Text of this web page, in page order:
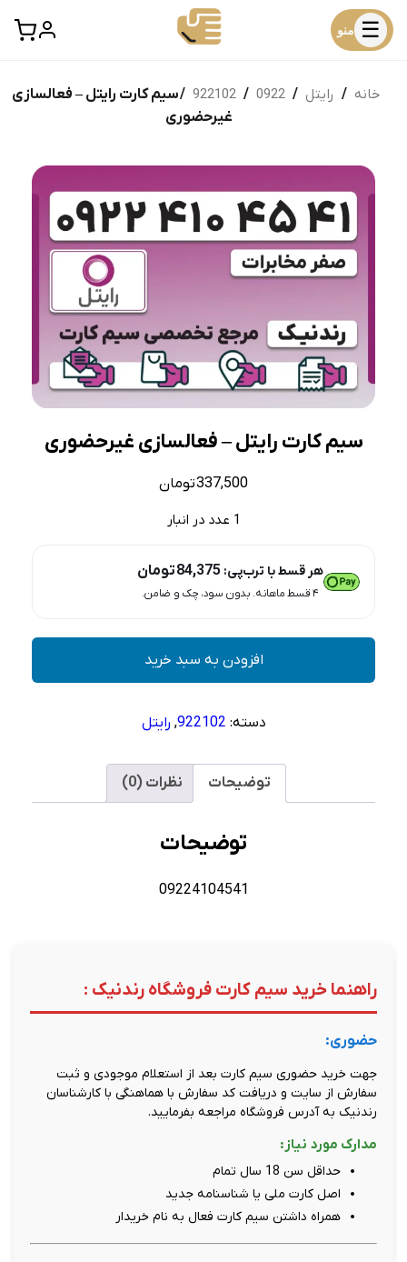
☰ منو
خانه / رایتل /
0922
/
922102 / سیم کارت رایتل – فعالسازی
غیرحضوری
سیم کارت رایتل – فعالسازی غیرحضوری
337,500تومان
1 عدد در انبار
هر قسط با ترب‌پی: 84,375تومان
۴ قسط ماهانه. بدون سود، چک و ضامن.
سیم
رایتل
افزودن به سبد خرید
دسته: 922102
, رایتل
توضیحات نظرات (0)
توضیحات
09224104541
راهنما خرید سیم کارت فروشگاه رندنیک :
حضوری:
جهت خرید حضوری سیم کارت بعد از استعلام موجودی و ثبت
سفارش از سایت و دریافت کد سفارش با هماهنگی با کارشناسان
رندنیک به آدرس فروشگاه مراجعه بفرمایید.
مدارک مورد نیاز:
حداقل سن 18 سال تمام
اصل کارت ملی یا شناسنامه جدید
همراه داشتن سیم کارت فعال به نام خریدار